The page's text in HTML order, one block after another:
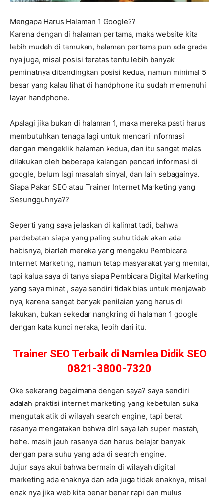
Mengapa Harus Halaman 1 Google??
Karena dengan di halaman pertama, maka website kita
lebih mudah di temukan, halaman pertama pun ada grade
nya juga, misal posisi teratas tentu lebih banyak
peminatnya dibandingkan posisi kedua, namun minimal 5
besar yang kalau lihat di handphone itu sudah memenuhi
layar handphone.
Apalagi jika bukan di halaman 1, maka mereka pasti harus
membutuhkan tenaga lagi untuk mencari informasi
dengan mengeklik halaman kedua, dan itu sangat malas
dilakukan oleh beberapa kalangan pencari informasi di
google, belum lagi masalah sinyal, dan lain sebagainya.
Siapa Pakar SEO atau Trainer Internet Marketing yang
Sesungguhnya??
Seperti yang saya jelaskan di kalimat tadi, bahwa
perdebatan siapa yang paling suhu tidak akan ada
habisnya, biarlah mereka yang mengaku Pembicara
Internet Marketing, namun tetap masyarakat yang menilai,
tapi kalua saya di tanya siapa Pembicara Digital Marketing
yang saya minati, saya sendiri tidak bias untuk menjawab
nya, karena sangat banyak penilaian yang harus di
lakukan, bukan sekedar nangkring di halaman 1 google
dengan kata kunci neraka, lebih dari itu.
Trainer SEO Terbaik di Namlea Didik SEO
0821-3800-7320
Oke sekarang bagaimana dengan saya? saya sendiri
adalah praktisi internet marketing yang kebetulan suka
mengutak atik di wilayah search engine, tapi berat
rasanya mengatakan bahwa diri saya lah super mastah,
hehe. masih jauh rasanya dan harus belajar banyak
dengan para suhu yang ada di search engine.
Jujur saya akui bahwa bermain di wilayah digital
marketing ada enaknya dan ada juga tidak enaknya, misal
enak nya jika web kita benar benar rapi dan mulus